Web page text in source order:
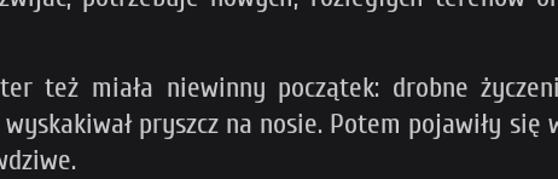
też miała niewinny początek: drobne
pryszcz na nosie. Potem pojawiły